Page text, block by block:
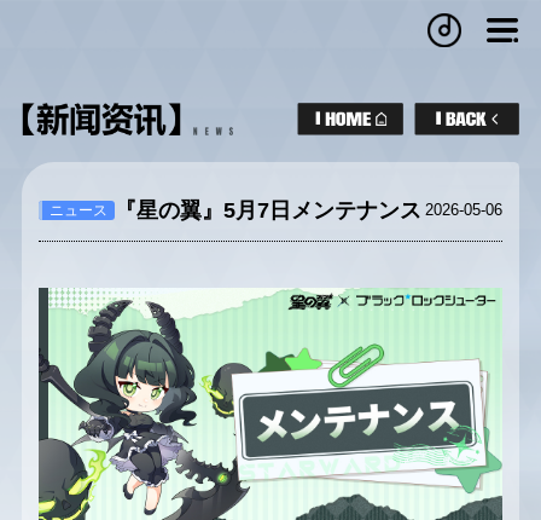
ニュース 『星の翼』5月7日メンテナンス 2026-05-06